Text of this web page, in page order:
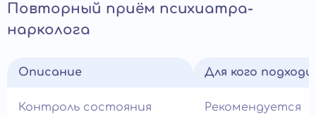
Повторный приём психиатра-
нарколога
Описание
Контроль состояния
Для кого
Рекомендуется